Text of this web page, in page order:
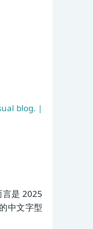
blog. |
言是 2025
中文字型